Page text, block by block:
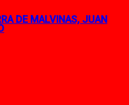
DE MALVINAS, JUAN